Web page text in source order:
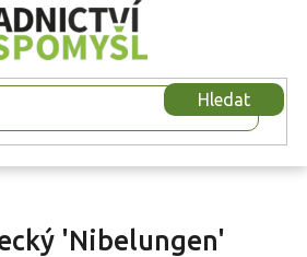
Hledat
'Nibelungen'